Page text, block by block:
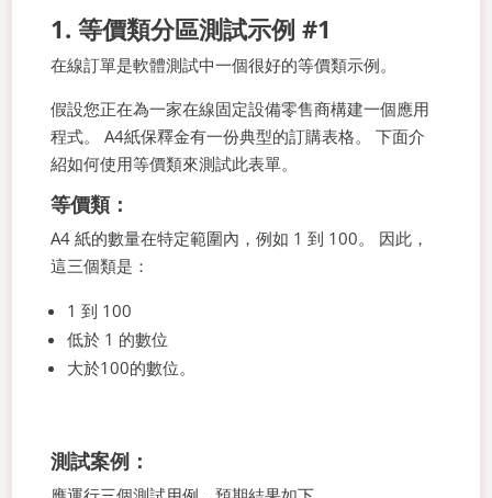
1. 等價類分區測試示例 #1
在線訂單是軟體測試中一個很好的等價類示例。
假設您正在為一家在線固定設備零售商構建一個應用
程式。 A4紙保釋金有一份典型的訂購表格。 下面介
紹如何使用等價類來測試此表單。
等價類：
A4 紙的數量在特定範圍內，例如 1 到 100。 因此，
這三個類是：
1 到 100
低於 1 的數位
大於100的數位。
測試案例：